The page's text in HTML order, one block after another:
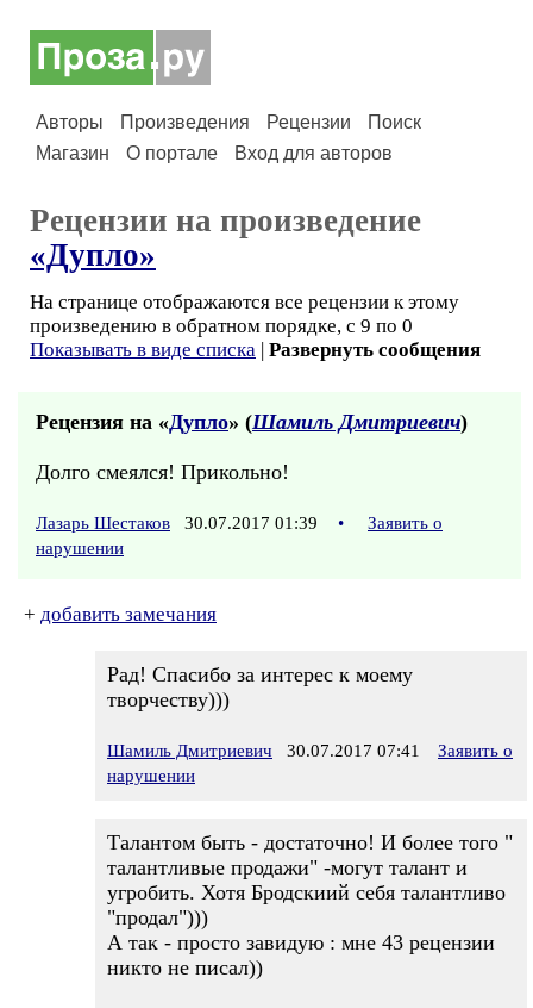
Авторы Произведения Рецензии
Поиск
Магазин
О портале Вход для авторов
Рецензии на произведение
«Дупло»
На странице отображаются все рецензии к этому
произведению в обратном порядке, с 9 по 0
Показывать в виде списка | Развернуть сообщения
Рецензия на «Дупло» (Шамиль Дмитриевич)
Долго смеялся! Прикольно!
Лазарь Шестаков 30.07.2017 01:39 •
Заявить о
нарушении
+ добавить замечания
Рад! Спасибо за интерес к моему
творчеству)))
Шамиль Дмитриевич 30.07.2017 07:41
Заявить о
нарушении
Талантом быть - достаточно! И более того "
талантливые продажи" -могут талант и
угробить. Хотя Бродскиий себя талантливо
"продал")))
А так - просто завидую : мне 43 рецензии
никто не писал))